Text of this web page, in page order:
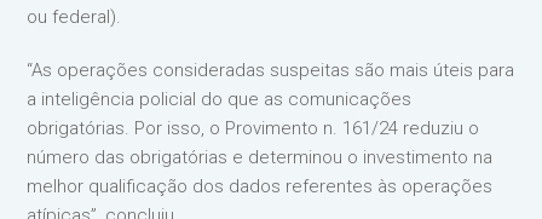
ou federal).
“As operações consideradas suspeitas são mais úteis para
a inteligência policial do que as comunicações
obrigatórias. Por isso, o Provimento n. 161/24 reduziu o
número das obrigatórias e determinou o investimento na
melhor qualificação dos dados referentes às operações